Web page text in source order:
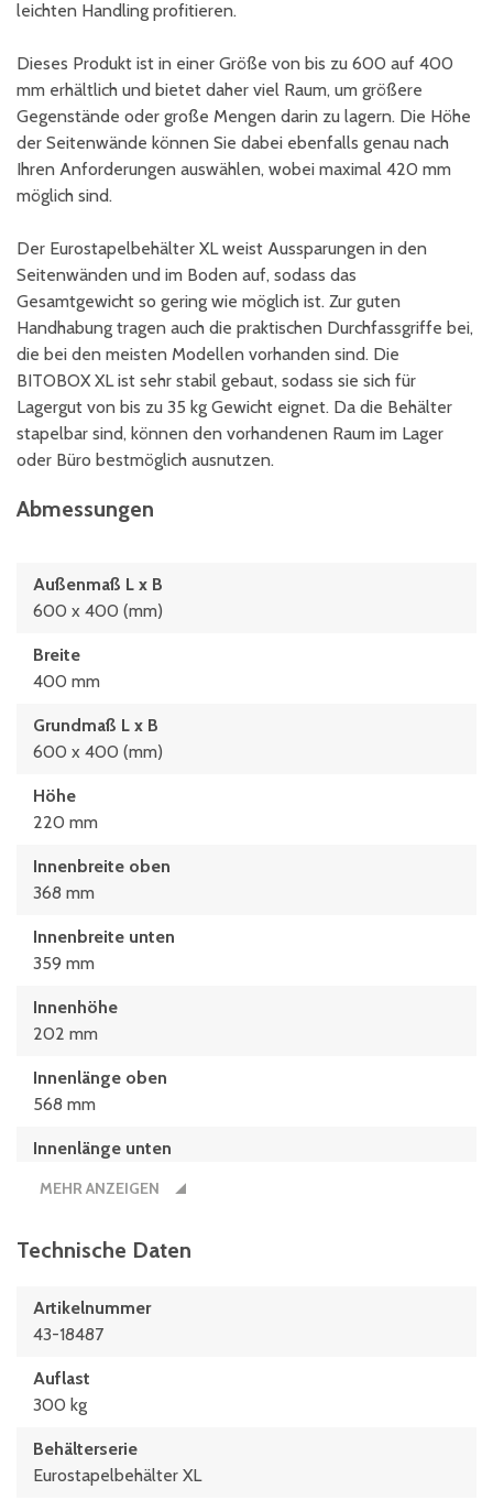
leichten Handling profitieren.
Dieses Produkt ist in einer Größe von bis zu 600 auf 400
mm erhältlich und bietet daher viel Raum, um größere
Gegenstände oder große Mengen darin zu lagern. Die Höhe
der Seitenwände können Sie dabei ebenfalls genau nach
Ihren Anforderungen auswählen, wobei maximal 420 mm
möglich sind.
Der Eurostapelbehälter XL weist Aussparungen in den
Seitenwänden und im Boden auf, sodass das
Gesamtgewicht so gering wie möglich ist. Zur guten
Handhabung tragen auch die praktischen Durchfassgriffe bei,
die bei den meisten Modellen vorhanden sind. Die
BITOBOX XL ist sehr stabil gebaut, sodass sie sich für
Lagergut von bis zu 35 kg Gewicht eignet. Da die Behälter
stapelbar sind, können den vorhandenen Raum im Lager
oder Büro bestmöglich ausnutzen.
Abmessungen
Außenmaß L x B
600 x 400 (mm)
Breite
400 mm
Grundmaß L x B
600 x 400 (mm)
Höhe
220 mm
Innenbreite oben
368 mm
Innenbreite unten
359 mm
Innenhöhe
202 mm
Innenlänge oben
568 mm
Innenlänge unten
559 x 359 x 202 (mm)
600 mm
600 x 400 (mm)
MEHR ANZEIGEN
Technische Daten
Artikelnummer
43-18487
Auflast
300 kg
Behälterserie
Eurostapelbehälter XL